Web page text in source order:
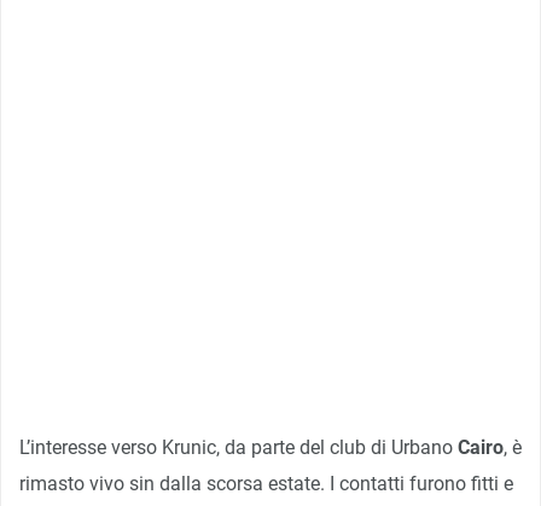
L’interesse verso Krunic, da parte del club di Urbano Cairo, è
rimasto vivo sin dalla scorsa estate. I contatti furono fitti e